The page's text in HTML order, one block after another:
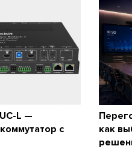
L —
c
как